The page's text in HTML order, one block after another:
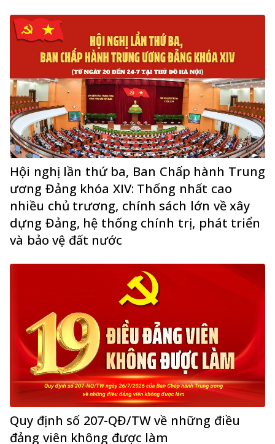
Hội nghị lần thứ ba, Ban Chấp hành Trung
ương Đảng khóa XIV: Thống nhất cao
nhiều chủ trương, chính sách lớn về xây
dựng Đảng, hệ thống chính trị, phát triển
và bảo vệ đất nước
Quy định số 207-QĐ/TW về những điều
đảng viên không được làm